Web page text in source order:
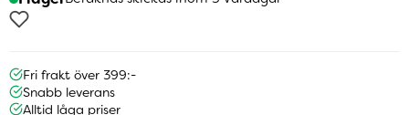
Fri frakt över 399:-
Snabb leverans
Alltid låga priser